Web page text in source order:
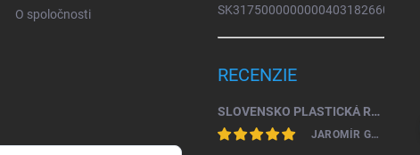
O spoločnosti
SK31750000000004031826604
RECENZIE
SLOVENSKO PLASTICKÁ RELIÉFNA MAPA 1: 450 000
JAROMÍR GAŽO